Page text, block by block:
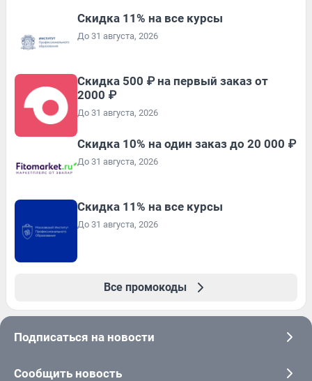
Скидка 11% на все курсы
До 31 августа, 2026
Скидка 500 ₽ на первый заказ от
2000 ₽
До 31 августа, 2026
Скидка 10% на один заказ до 20 000 ₽
До 31 августа, 2026
Скидка 11% на все курсы
До 31 августа, 2026
Все промокоды
Подписаться на новости
Сообщить новость